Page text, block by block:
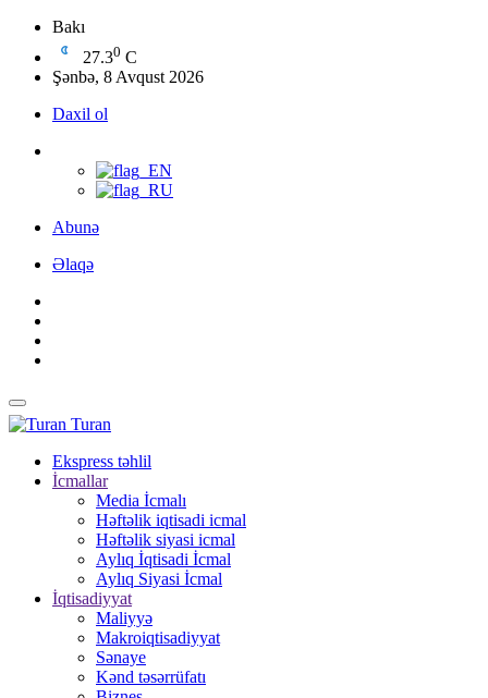
Bakı
27.30 C
Şənbə, 8 Avqust 2026
Daxil ol
Abunə
Əlaqə
Turan
Ekspress təhlil
İcmallar
Media İcmalı
Həftəlik iqtisadi icmal
Həftəlik siyasi icmal
Aylıq İqtisadi İcmal
Aylıq Siyasi İcmal
İqtisadiyyat
Maliyyə
Makroiqtisadiyyat
Sənaye
Kənd təsərrüfatı